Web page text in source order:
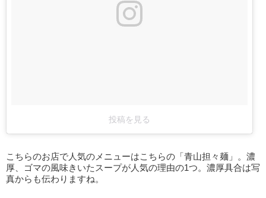
投稿を見る
こちらのお店で人気のメニューはこちらの「青山担々麺」。濃
厚、ゴマの風味きいたスープが人気の理由の1つ。濃厚具合は写
真からも伝わりますね。